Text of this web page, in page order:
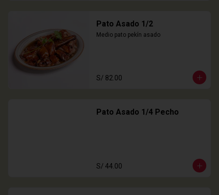
Pato Asado 1/2
Medio pato pekín asado
S/ 82.00
Pato Asado 1/4 Pecho
S/ 44.00